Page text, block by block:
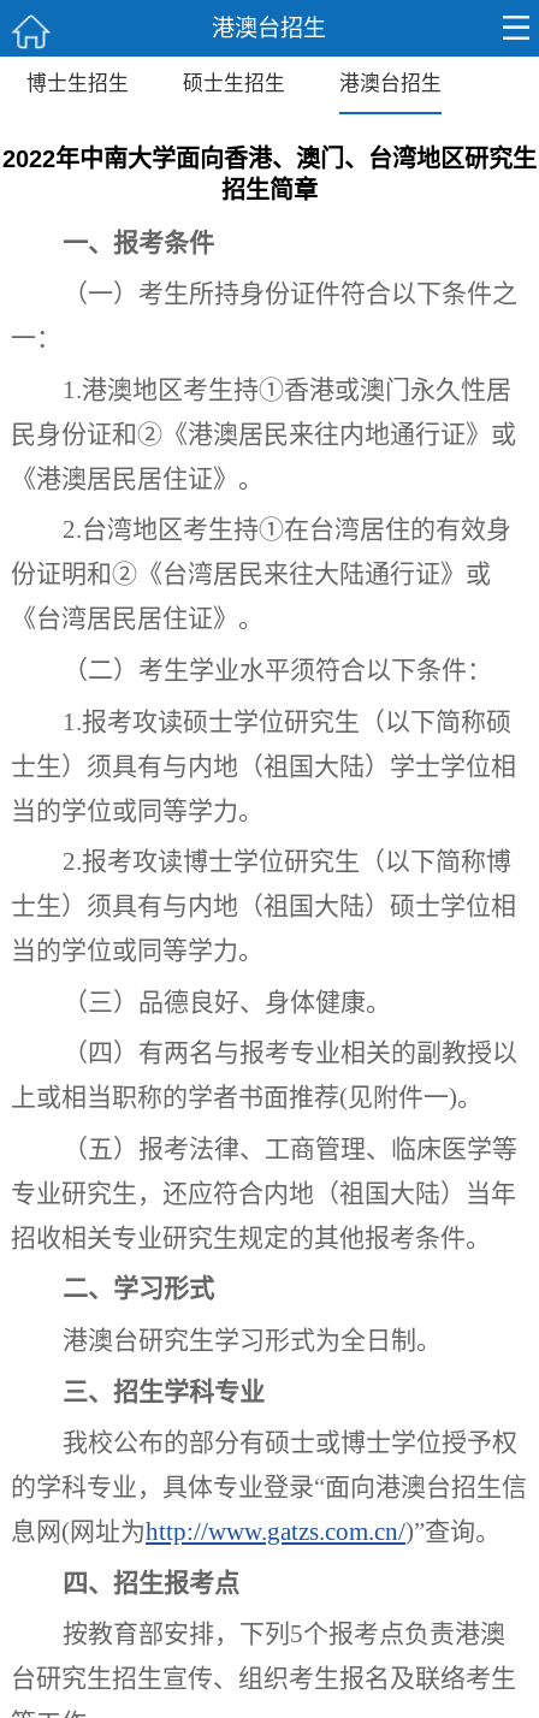
港澳台招生
博士生招生 硕士生招生 港澳台招生
2022年中南大学面向香港、澳门、台湾地区研究生
招生简章
一、报考条件
（一）考生所持身份证件符合以下条件之
一：
1.港澳地区考生持①香港或澳门永久性居
民身份证和②《港澳居民来往内地通行证》或
《港澳居民居住证》。
2.台湾地区考生持①在台湾居住的有效身
份证明和②《台湾居民来往大陆通行证》或
《台湾居民居住证》。
（二）考生学业水平须符合以下条件：
1.报考攻读硕士学位研究生（以下简称硕
士生）须具有与内地（祖国大陆）学士学位相
当的学位或同等学力。
2.报考攻读博士学位研究生（以下简称博
士生）须具有与内地（祖国大陆）硕士学位相
当的学位或同等学力。
（三）品德良好、身体健康。
（四）有两名与报考专业相关的副教授以
上或相当职称的学者书面推荐(见附件一)。
（五）报考法律、工商管理、临床医学等
专业研究生，还应符合内地（祖国大陆）当年
招收相关专业研究生规定的其他报考条件。
二、学习形式
港澳台研究生学习形式为全日 制 。
三、 招生学科专业
我校公布的部分有硕士或博士学位授予权
的学科专业，具体专业登录“面向港澳台招生信
息网(网址为http://www.gatzs.com.cn/)”查询。
四、招生报考点
按教育部安排，下列 5个报考点负责港澳
台研究生招生宣传、组织考生报名 及联络考生